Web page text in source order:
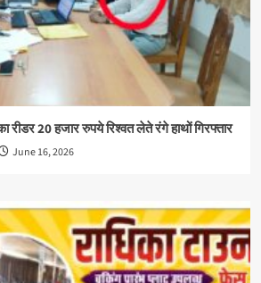
रीडर 20 हजार रुपये रिश्वत लेते रंगे हाथों गिरफ्तार
June 16, 2026